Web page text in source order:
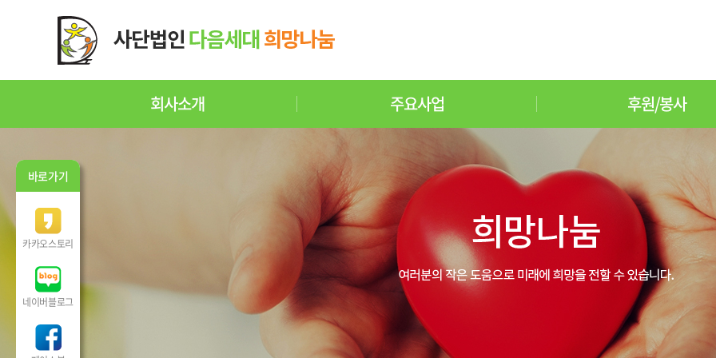
회사소개 주요사업 후원/봉사
바로가기
카카오스토리
네이버블로그